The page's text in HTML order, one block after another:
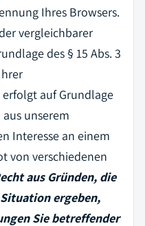
Ihres Browsers.
vergleichbarer
des § 15 Abs. 3
auf Grundlage
aus unserem
Interesse an einem
von verschiedenen
aus Gründen, die
ergeben,
Sie betreffender